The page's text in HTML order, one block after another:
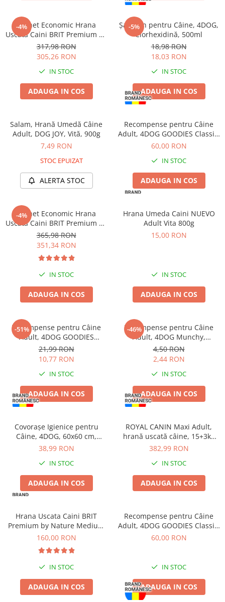
-4%
Pachet Economic Hrana
Uscata Caini BRIT Premium by
Nature Light 2x15kg
317,98 RON
305,26 RON
IN STOC
ADAUGA IN COS
-5%
Șampon pentru Câine, 4DOG,
Clorhexidină, 500ml
18,98 RON
18,03 RON
IN STOC
ADAUGA IN COS
Salam, Hrană Umedă Câine
Adult, DOG JOY, Vită, 900g
7,49 RON
STOC EPUIZAT
ALERTA STOC
Recompense pentru Câine
Adult, 4DOG GOODIES Classic,
Dumbbells cu Pui, 1kg
60,00 RON
IN STOC
ADAUGA IN COS
-4%
Pachet Economic Hrana
Uscata Caini BRIT Premium by
Nature Giant Adult 2x15kg
365,98 RON
351,34 RON
IN STOC
ADAUGA IN COS
Hrana Umeda Caini NUEVO
Adult Vita 800g
15,00 RON
IN STOC
ADAUGA IN COS
-51%
Recompense pentru Câine
Adult, 4DOG GOODIES
Trainer, Miel și Orez, 500g
21,99 RON
10,77 RON
IN STOC
ADAUGA IN COS
-46%
Recompense pentru Câine
Adult, 4DOG Munchy,
Batoane, Vită, 12.5cm, 10
bucăți
4,50 RON
2,44 RON
IN STOC
ADAUGA IN COS
Covorașe Igienice pentru
Câine, 4DOG, 60x60 cm,
Standard, 30 buc
38,99 RON
IN STOC
ADAUGA IN COS
ROYAL CANIN Maxi Adult,
hrană uscată câine, 15+3kg
CADOU
382,99 RON
IN STOC
ADAUGA IN COS
Hrana Uscata Caini BRIT
Premium by Nature Medium
Adult 15kg
160,00 RON
IN STOC
ADAUGA IN COS
Recompense pentru Câine
Adult, 4DOG GOODIES Classic,
Copan de Pui, 1kg
60,00 RON
IN STOC
ADAUGA IN COS